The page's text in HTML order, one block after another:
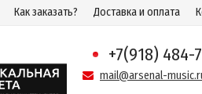
Как заказать? Доставка и оплата
+7(918) 484-
mail@arsenal-